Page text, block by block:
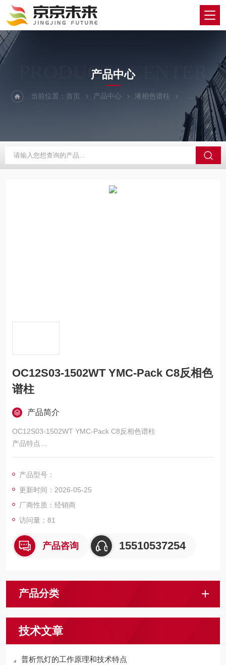
PRODUCTS CENTER
产品中心
当前位置：首页 产品中心 液相色谱柱 YMC/维美希
OC12S03-1502WT YMC-Pack C8反相色
谱柱
产品简介
OC12S03-1502WT YMC-Pack C8反相色谱柱
产品特点
1. 固定相的疏水性低于ODS柱。
产品型号：
更新时间：2026-05-25
厂商性质：经销商
访问量：81
产品咨询 15510537254
产品分类
技术文章
普析氘灯的工作原理和技术特点